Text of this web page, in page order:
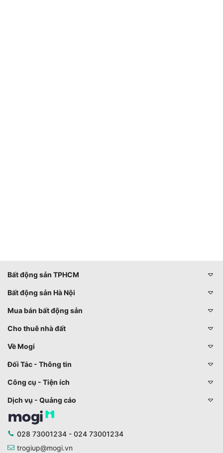
Bất động sản TPHCM
Bất động sản Hà Nội
Mua bán bất động sản
Cho thuê nhà đất
Về Mogi
Đối Tác - Thông tin
Công cụ - Tiện ích
Dịch vụ - Quảng cáo
028 73001234 - 024 73001234
trogiup@mogi.vn